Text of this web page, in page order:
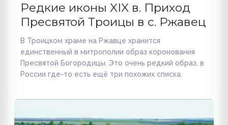
Редкие иконы XIX в. Приход
Пресвятой Троицы в с. Ржавец
В Троицком храме на Ржавце хранится
единственный в митрополии образ коронования
Пресвятой Богородицы. Это очень редкий образ, в
России где-то есть ещё три похожих списка.